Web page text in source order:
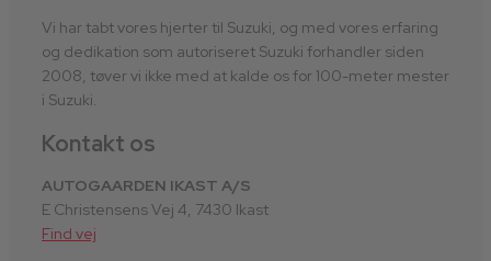
Vi har tabt vores hjerter til Suzuki, og med vores erfaring
og dedikation som autoriseret Suzuki forhandler siden
2008, tøver vi ikke med at kalde os for 100-meter mester
i Suzuki.
Kontakt os
AUTOGAARDEN IKAST A/S
E Christensens Vej 4, 7430 Ikast
Find vej